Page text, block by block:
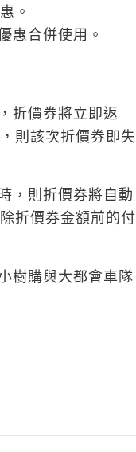
。
惠合併使用。
折價券將立即返
則該次折價券即失
，則折價券將自動
折價券金額前的付
樹購與大都會車隊